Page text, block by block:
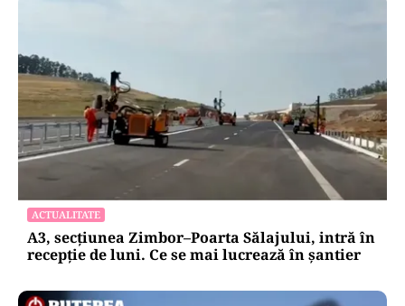
ACTUALITATE
A3, secțiunea Zimbor–Poarta Sălajului, intră în
recepție de luni. Ce se mai lucrează în șantier